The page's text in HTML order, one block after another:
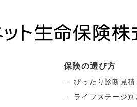
保険の選び方
ぴったり診断見積
ライフステージ